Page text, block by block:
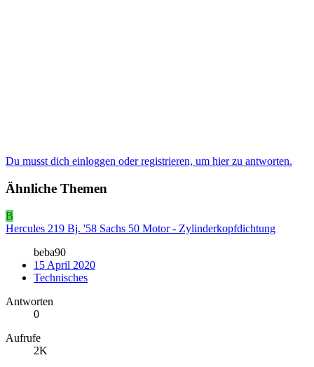
Du musst dich einloggen oder registrieren, um hier zu antworten.
Ähnliche Themen
B
Hercules 219 Bj. '58 Sachs 50 Motor - Zylinderkopfdichtung
beba90
15 April 2020
Technisches
Antworten
0
Aufrufe
2K